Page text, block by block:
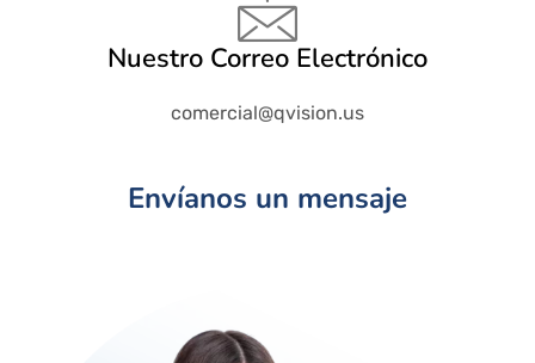
Nuestro Correo Electrónico
comercial@qvision.us
Envíanos un mensaje